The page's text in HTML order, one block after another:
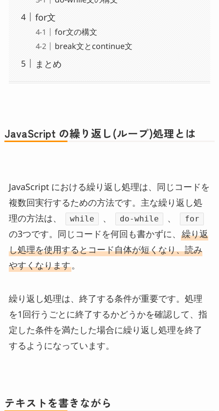
for文
for文の構文
break文とcontinue文
まとめ
JavaScript の繰り返し(ループ)処理とは
JavaScript における繰り返し処理は、同じコードを
複数回実行するための方法です。主な繰り返し処
理の方法は、
while 、 do-while 、 for
の3つです。同じコードを何回も書かずに、 繰り返
し処理を使用するとコード自体が短くなり、読み
やすくなります。
繰り返し処理は、終了する条件が重要です。処理
を1回行うごとに終了するかどうかを確認して、指
定した条件を満たした場合に繰り返し処理を終了
するようになっています。
テキストを書きながら